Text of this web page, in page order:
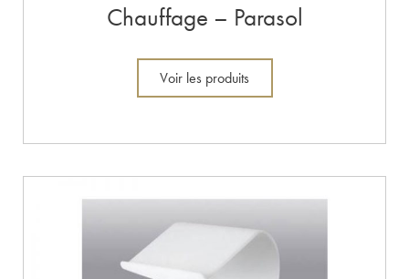
Chauffage – Parasol
Voir les produits